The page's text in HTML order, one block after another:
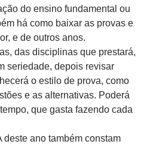
do ensino fundamental ou
há como baixar as provas e
e de outros anos.
das disciplinas que prestará,
seriedade, depois revisar
o estilo de prova, como
e as alternativas. Poderá
que gasta fazendo cada
ano também constam